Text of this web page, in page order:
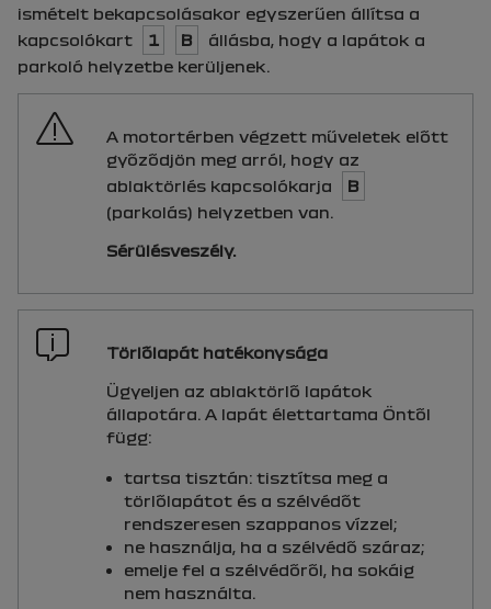
ismételt bekapcsolásakor egyszerűen állítsa a
kapcsolókart
1 B
állásba, hogy a lapátok a
parkoló helyzetbe kerüljenek.
A motortérben végzett műveletek előtt
győződjön meg arról, hogy az
ablaktörlés kapcsolókarja
B
(parkolás) helyzetben van.
Sérülésveszély.
Törlőlapát hatékonysága
Ügyeljen az ablaktörlő lapátok
állapotára. A lapát élettartama Öntől
függ:
tartsa tisztán: tisztítsa meg a
törlőlapátot és a szélvédőt
rendszeresen szappanos vízzel;
ne használja, ha a szélvédő száraz;
emelje fel a szélvédőről, ha sokáig
nem használta.